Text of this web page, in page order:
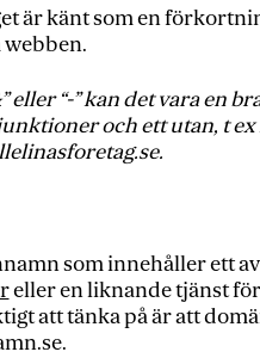
känt som en
eller “-” kan det vara en
och ett utan, t
som innehåller ett
eller en liknande tjänst
att tänka på är att